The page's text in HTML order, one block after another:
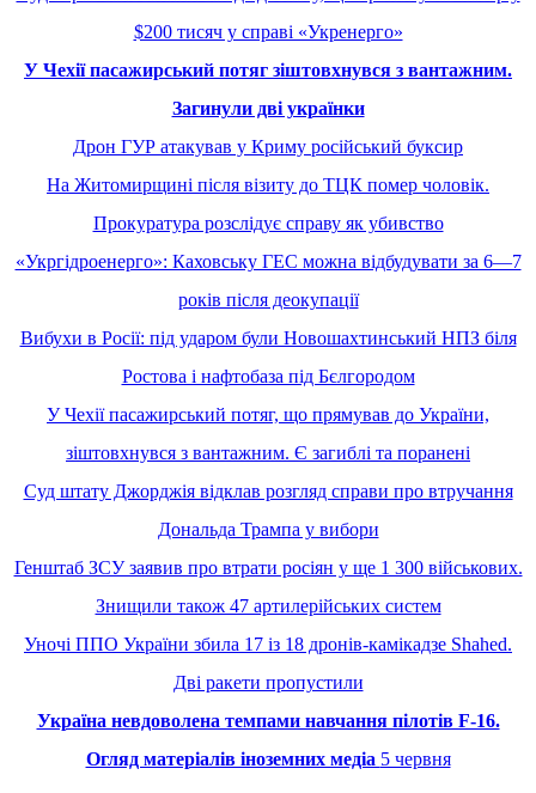
$200 тисяч у справі «Укренерго»
У Чехії пасажирський потяг зіштовхнувся з вантажним.
Загинули дві українки
Дрон ГУР атакував у Криму російський буксир
На Житомирщині після візиту до ТЦК помер чоловік.
Прокуратура розслідує справу як убивство
«Укргідроенерго»: Каховську ГЕС можна відбудувати за 6—7
років після деокупації
Вибухи в Росії: під ударом були Новошахтинський НПЗ біля
Ростова і нафтобаза під Бєлгородом
У Чехії пасажирський потяг, що прямував до України,
зіштовхнувся з вантажним. Є загиблі та поранені
Суд штату Джорджія відклав розгляд справи про втручання
Дональда Трампа у вибори
Генштаб ЗСУ заявив про втрати росіян у ще 1 300 військових.
Знищили також 47 артилерійських систем
Уночі ППО України збила 17 із 18 дронів-камікадзе Shahed.
Дві ракети пропустили
Україна невдоволена темпами навчання пілотів F-16.
Огляд матеріалів іноземних медіа 5 червня